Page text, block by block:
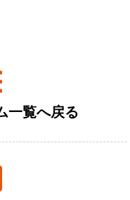
一覧へ戻る